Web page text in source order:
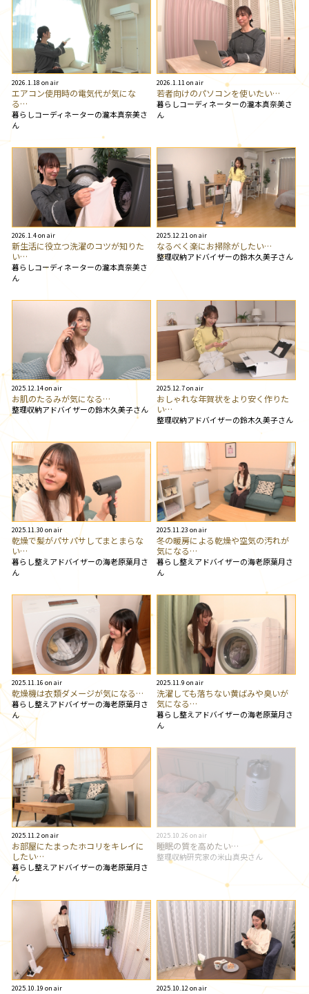
2026.1.18 on air
エアコン使用時の電気代が気にな
る…
暮らしコーディネーターの瀧本真奈美さ
ん
2026.1.11 on air
若者向けのパソコンを使いたい…
暮らしコーディネーターの瀧本真奈美さ
ん
2026.1.4 on air
新生活に役立つ洗濯のコツが知りた
い…
暮らしコーディネーターの瀧本真奈美さ
ん
2025.12.21 on air
なるべく楽にお掃除がしたい…
整理収納アドバイザーの鈴木久美子さん
2025.12.14 on air
お肌のたるみが気になる…
整理収納アドバイザーの鈴木久美子さん
2025.12.7 on air
おしゃれな年賀状をより安く作りた
い…
整理収納アドバイザーの鈴木久美子さん
2025.11.30 on air
乾燥で髪がパサパサしてまとまらな
い…
暮らし整えアドバイザーの海老原葉月さ
ん
2025.11.23 on air
冬の暖房による乾燥や空気の汚れが
気になる…
暮らし整えアドバイザーの海老原葉月さ
ん
2025.11.16 on air
乾燥機は衣類ダメージが気になる…
暮らし整えアドバイザーの海老原葉月さ
ん
2025.11.9 on air
洗濯しても落ちない黄ばみや臭いが
気になる…
暮らし整えアドバイザーの海老原葉月さ
ん
2025.11.2 on air
お部屋にたまったホコリをキレイに
したい…
暮らし整えアドバイザーの海老原葉月さ
ん
2025.10.26 on air
睡眠の質を高めたい…
整理収納研究家の米山真央さん
2025.10.19 on air 2025.10.12 on air